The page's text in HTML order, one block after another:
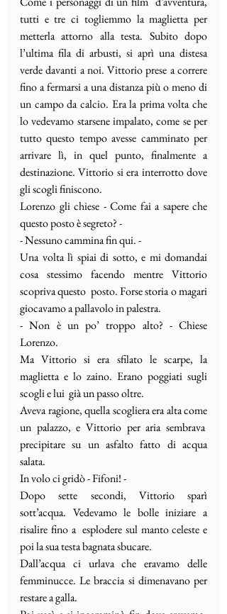
tutti e tre ci togliemmo la maglietta per
metterla attorno alla testa. Subito dopo
l’ultima fila di arbusti, si aprì una distesa
verde davanti a noi. Vittorio prese a correre
fino a fermarsi a una distanza più o meno di
un campo da calcio. Era la prima volta che
lo vedevamo starsene impalato, come se per
tutto questo tempo avesse camminato per
arrivare lì, in quel punto, finalmente a
destinazione. Vittorio si era interrotto dove
gli scogli finiscono.
Lorenzo gli chiese - Come fai a sapere che
questo posto è segreto? -
- Nessuno cammina fin qui. -
Una volta lì spiai di sotto, e mi domandai
cosa stessimo facendo mentre Vittorio
scopriva questo  posto. Forse storia o magari
giocavamo a pallavolo in palestra.
- Non è un po’ troppo alto? - Chiese
Lorenzo.
Ma Vittorio si era sfilato le scarpe, la
maglietta e lo zaino. Erano poggiati sugli
scogli e lui  già un passo oltre.
Aveva ragione, quella scogliera era alta come
un palazzo, e Vittorio per aria sembrava
precipitare su un asfalto fatto di acqua
salata.
In volo ci gridò - Fifoni! -
Dopo sette secondi, Vittorio sparì
sott’acqua. Vedevamo le bolle iniziare a
risalire fino a  esplodere sul manto celeste e
poi la sua testa bagnata sbucare.
Dall’acqua ci urlava che eravamo delle
femminucce. Le braccia si dimenavano per
restare a galla.